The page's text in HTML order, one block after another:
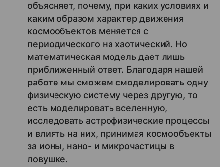
объясняет, почему, при каких условиях и
каким образом характер движения
космообъектов меняется с
периодического на хаотический. Но
математическая модель дает лишь
приближенный ответ. Благодаря нашей
работе мы сможем смоделировать одну
физическую систему через другую, то
есть моделировать вселенную,
исследовать астрофизические процессы
и влиять на них, принимая космообъекты
за ионы, нано- и микрочастицы в
ловушке.